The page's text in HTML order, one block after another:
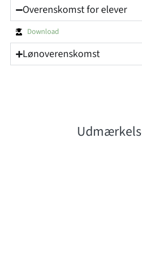
Overenskomst for elever
Download
Lønoverenskomst